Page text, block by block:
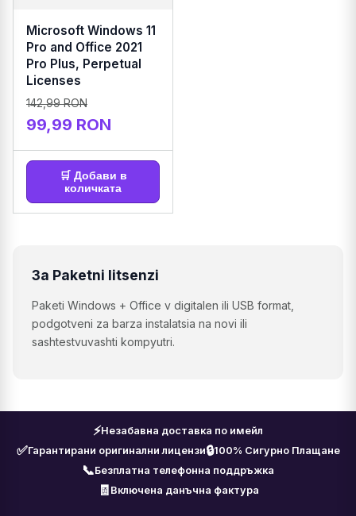
Microsoft Windows 11
Pro and Office 2021
Pro Plus, Perpetual
Licenses
142,99 RON
99,99 RON
🛒 Добави в
количката
За Paketni litsenzi
Paketi Windows + Office v digitalen ili USB format,
podgotveni za barza instalatsia na novi ili
sashtestvuvashti kompyutri.
⚡Незабавна доставка по имейл
✅Гарантирани оригинални лицензи🔒100% Сигурно Плащане
📞Безплатна телефонна поддръжка
🧾 Включена данъчна фактура